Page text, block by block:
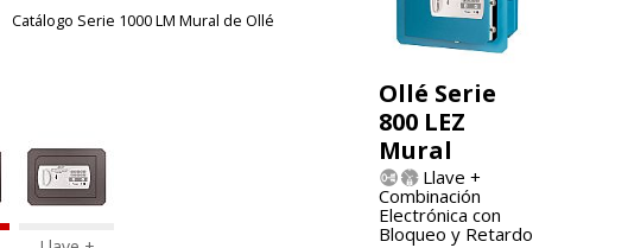
Catálogo Serie 1000 LM Mural de Ollé
Ollé Serie
800 LEZ
Mural
Llave +
Combinación
Electrónica con
Bloqueo y Retardo